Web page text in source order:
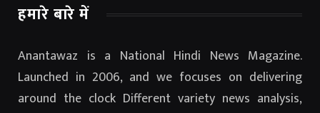
हमारे बारे में
Anantawaz is a National Hindi News Magazine.
Launched in 2006, and we focuses on delivering
around the clock Different variety news analysis,